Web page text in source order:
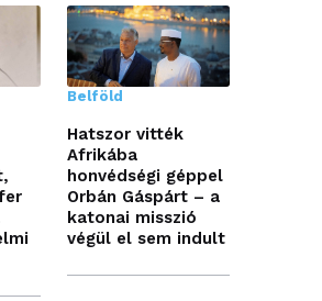
Belföld
Hatszor vitték
Afrikába
honvédségi géppel
Orbán Gáspárt – a
katonai misszió
végül el sem indult